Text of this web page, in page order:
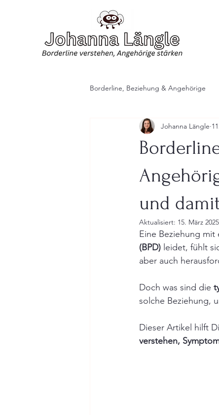
Borderline, Beziehung & Angehörige
und
Johanna Längle
Aktualisiert: 15. März 2025
Eine Beziehung
(BPD) leidet, fühlt
aber auch
Doch was sind die
solche Beziehung,
Dieser Artikel hilft
verstehen,